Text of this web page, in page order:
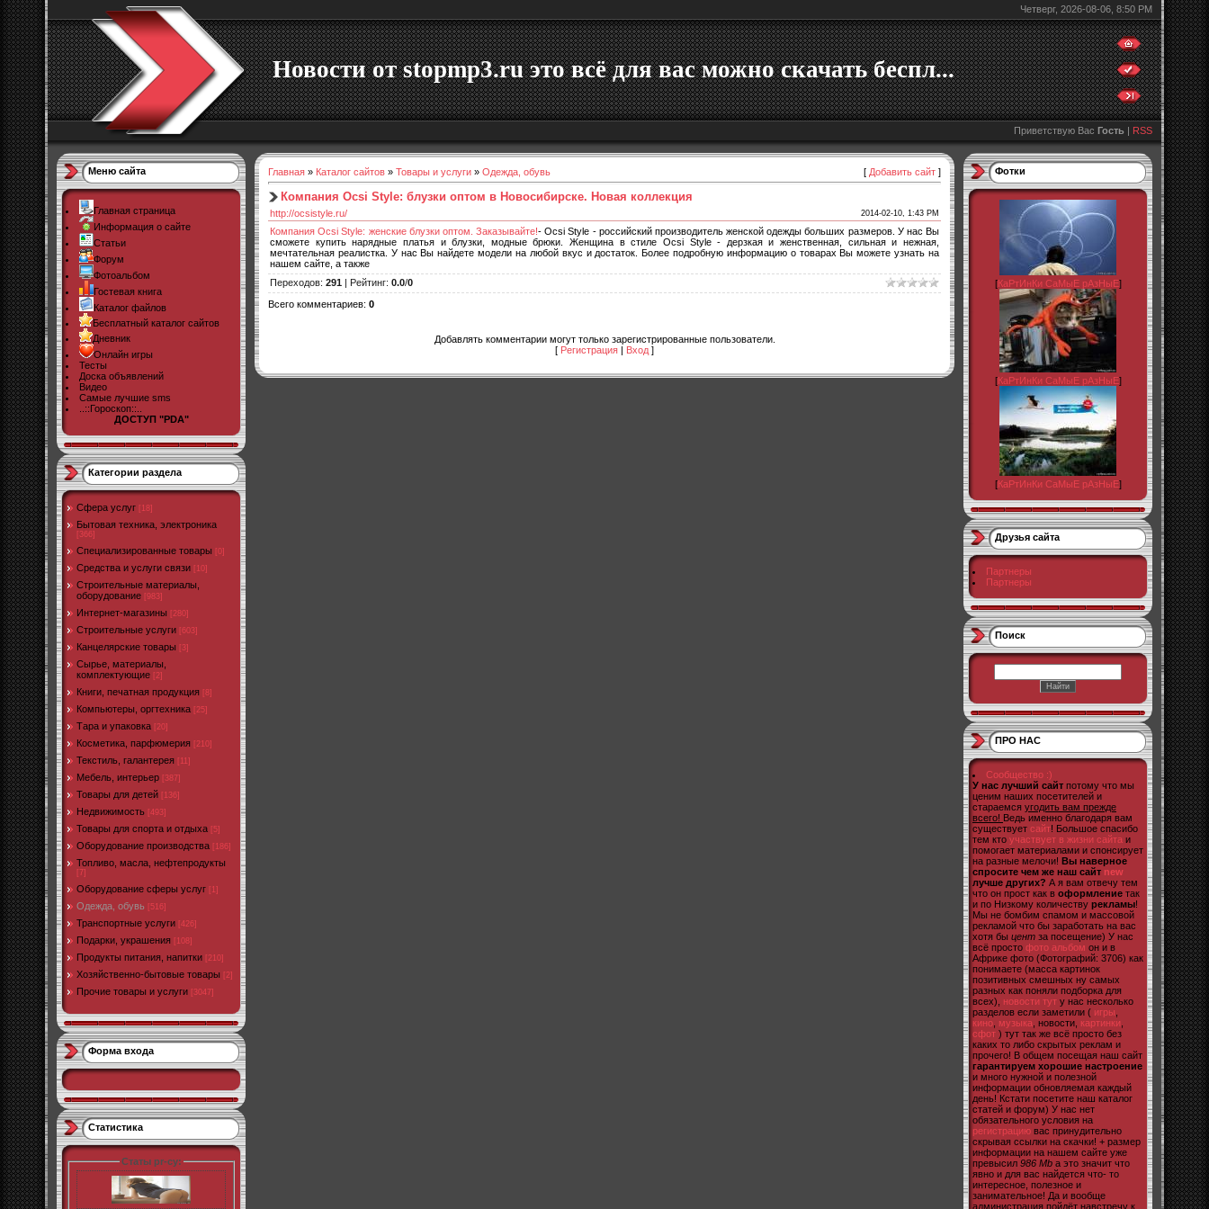
Четверг, 2026-08-06, 8:50 PM
Новости от stopmp3.ru это всё для вас можно скачать беспл...
Приветствую Вас Гость | RSS
Меню сайта
Главная страница
Информация о сайте
Статьи
Форум
Фотоальбом
Гостевая книга
Каталог файлов
Бесплатный каталог сайтов
Дневник
Онлайн игры
Тесты
Доска объявлений
Видео
Самые лучшие sms
..::Гороскоп::..
ДОСТУП "PDA"
Категории раздела
Cфера услуг [18]
Бытовая техника, электроника
[366]
Специализированные товары [0]
Средства и услуги связи [10]
Строительные материалы,
оборудование [983]
Интернет-магазины [280]
Строительные услуги [603]
Канцелярские товары [3]
Сырье, материалы,
комплектующие [2]
Книги, печатная продукция [8]
Компьютеры, оргтехника [25]
Тара и упаковка [20]
Косметика, парфюмерия [210]
Текстиль, галантерея [11]
Мебель, интерьер [387]
Товары для детей [136]
Недвижимость [493]
Товары для спорта и отдыха [5]
Оборудование производства [186]
Топливо, масла, нефтепродукты
[7]
Оборудование сферы услуг [1]
Одежда, обувь [516]
Транспортные услуги [426]
Подарки, украшения [108]
Продукты питания, напитки [210]
Хозяйственно-бытовые товары [2]
Прочие товары и услуги [3047]
Форма входа
Статистика
Статы pr-cy:
Главная » Каталог сайтов » Товары и услуги » Одежда, обувь [ Добавить сайт ]
Компания Ocsi Style: блузки оптом в Новосибирске. Новая коллекция
http://ocsistyle.ru/ 2014-02-10, 1:43 PM
Компания Ocsi Style: женские блузки оптом. Заказывайте!- Ocsi Style - российский производитель женской одежды больших размеров. У нас Вы
сможете купить нарядные платья и блузки, модные брюки. Женщина в стиле Ocsi Style - дерзкая и женственная, сильная и нежная,
мечтательная реалистка. У нас Вы найдете модели на любой вкус и достаток. Более подробную информацию о товарах Вы можете узнать на
нашем сайте, а также
Переходов: 291 | Рейтинг: 0.0/0
Всего комментариев: 0
Добавлять комментарии могут только зарегистрированные пользователи.
[ Регистрация | Вход ]
Фотки
[КаРтИнКи СаМыЕ рАзНыЕ]
[КаРтИнКи СаМыЕ рАзНыЕ]
[КаРтИнКи СаМыЕ рАзНыЕ]
Друзья сайта
Партнеры
Партнеры
Поиск
ПРО НАС
Сообщество :)
У нас лучший сайт потому что мы
ценим наших посетителей и
стараемся угодить вам прежде
всего! Ведь именно благодаря вам
существует сайт! Большое спасибо
тем кто участвует в жизни сайта и
помогает материалами и спонсирует
на разные мелочи! Вы наверное
спросите чем же наш сайт new
лучше других? А я вам отвечу тем
что он прост как в оформление так
и по Низкому количеству рекламы!
Мы не бомбим спамом и массовой
рекламой что бы заработать на вас
хотя бы цент за посещение) У нас
всё просто фото альбом он и в
Африке фото (Фотографий: 3706) как
понимаете (масса картинок
позитивных смешных ну самых
разных как поняли подборка для
всех), новости тут у нас несколько
разделов если заметили ( игры
кино музыка , новости, картинки
сфот ) тут так же всё просто без
каких то либо скрытых реклам и
прочего! В общем посещая наш сайт
гарантируем хорошие настроение
и много нужной и полезной
информации обновляемая каждый
день! Кстати посетите наш каталог
статей и форум) У нас нет
обязательного условия на
регистрацию вас принудительно
скрывая ссылки на скачки! + размер
информации на нашем сайте уже
превысил 986 Mb а это значит что
явно и для вас найдется что- то
интересное, полезное и
занимательное! Да и вообще
администрация пойдёт навстречу к